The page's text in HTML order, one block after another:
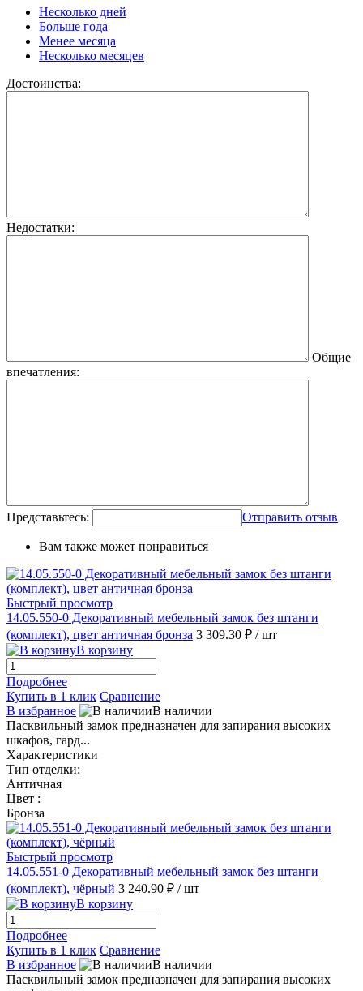
Несколько дней
Больше года
Менее месяца
Несколько месяцев
Достоинства:
Недостатки:
Общие
впечатления:
Представьтесь: Отправить отзыв
Вам также может понравиться
Быстрый просмотр
14.05.550-0 Декоративный мебельный замок без штанги
(комплект), цвет античная бронза 3 309.30 ₽ / шт
В корзину
Подробнее
Купить в 1 клик Сравнение
В избранное
В наличии
Пасквильный замок предназначен для запирания высоких
шкафов, гард...
Характеристики
Тип отделки:
Античная
Цвет :
Бронза
Быстрый просмотр
14.05.551-0 Декоративный мебельный замок без штанги
(комплект), чёрный 3 240.90 ₽ / шт
В корзину
Подробнее
Купить в 1 клик Сравнение
В избранное
В наличии
Пасквильный замок предназначен для запирания высоких